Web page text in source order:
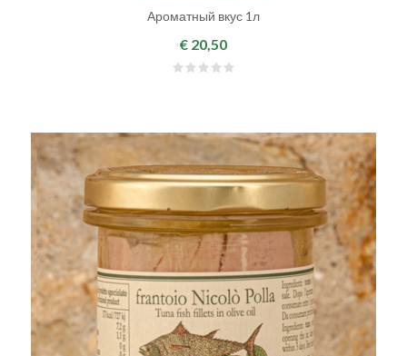
Ароматный вкус 1л
€ 20,50